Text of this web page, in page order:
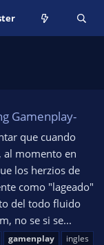
Gamenplay-
que cuando
al momento en
los herzios de
como "lageado"
del todo fluido
no se si se...
gamenplay ingles